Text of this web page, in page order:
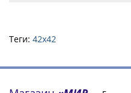
Теги: 42х42